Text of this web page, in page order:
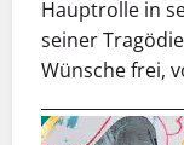
Hauptrolle in
seiner
Wünsche frei,